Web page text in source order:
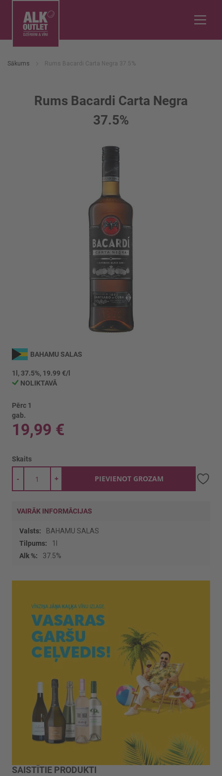
Sākums Rums Bacardi Carta Negra 37.5%
Rums Bacardi Carta Negra
37.5%
uz
galerijas
sākumu
BAHAMU SALAS
1l, 37.5%, 19.99 €/l
NOLIKTAVĀ
Pērc 1
gab.
19,99 €
Skaits
+
- PIEVIENOT GROZAM
VAIRĀK INFORMĀCIJAS
Vairāk
informācijas
BAHAMU SALAS
1l
37.5%
SAISTĪTIE PRODUKTI